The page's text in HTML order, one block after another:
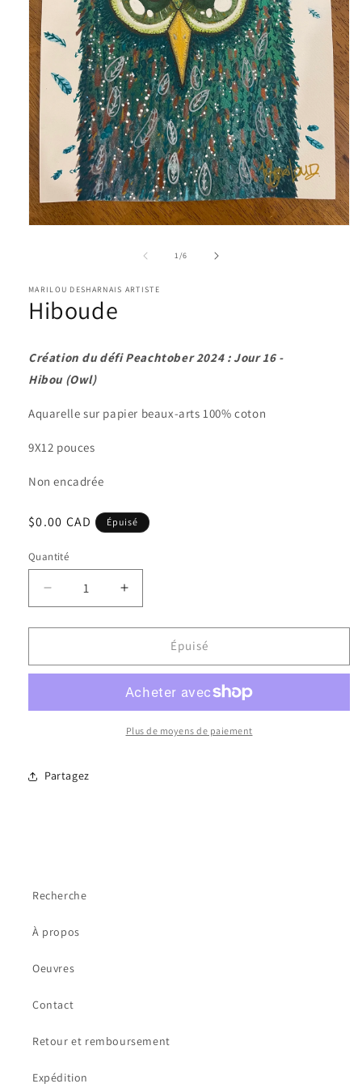
une
fenêtre
modale
1/de
6
MARILOU DESHARNAIS ARTISTE
Hiboude
Création du défi Peachtober 2024 : Jour 16 -
Hibou (Owl)
Aquarelle sur papier beaux-arts 100% coton
9X12 pouces
Non encadrée
Prix
$0.00 CAD Épuisé
Quantité
Quantité
Réduire
la
quantité
Hiboude
Augmenter
la
quantité
Hiboude
Épuisé
Plus de moyens de paiement
Partagez
Recherche
À propos
Oeuvres
Contact
Retour et remboursement
Expédition